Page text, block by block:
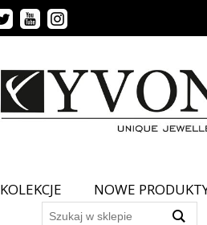
KOLEKCJE NOWE